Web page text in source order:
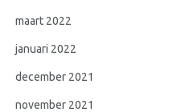
maart 2022
januari 2022
december 2021
november 2021